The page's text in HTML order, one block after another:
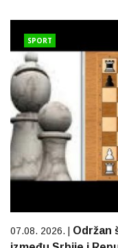
SPORT
07.08. 2026. | Održan